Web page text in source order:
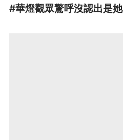
#華燈觀眾驚呼沒認出是她